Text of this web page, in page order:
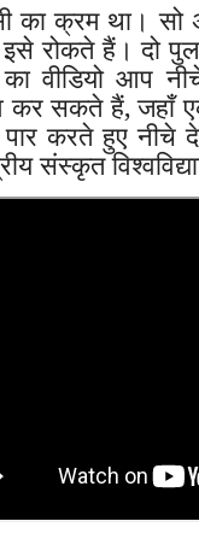
का क्रम था।
इसे रोकते हैं। दो
का वीडियो आप
कर सकते हैं,
करते हुए नीचे
संस्कृत